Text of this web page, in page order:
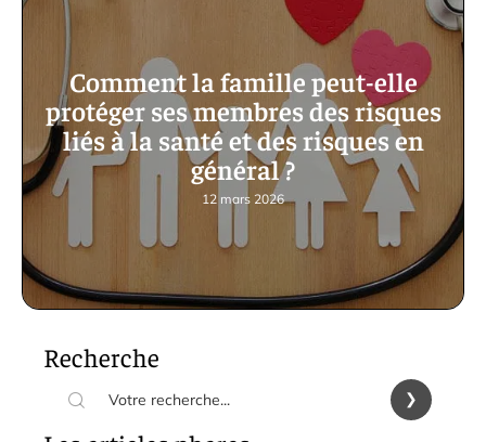
Comment la famille peut-elle
protéger ses membres des risques
liés à la santé et des risques en
général ?
12 mars 2026
Recherche